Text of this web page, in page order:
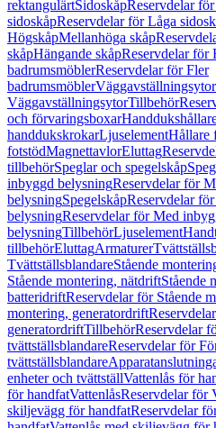
rektangulärtSidoskåpReservdelar
sidoskåpReservdelar för Låga
HögskåpMellanhöga skåp
skåpHängande skåpReservdelar för
badrumsmöblerReservdelar för Fler
badrumsmöblerVäggavställningsytor
VäggavställningsytorTillbehör
och förvaringsboxar
handdukskrokarLjuselementHållare
fotstödMagnettavlorEluttag
tillbehörSpeglar och spegelskåp
inbyggd belysningReservdelar för
belysningSpegelskåpReservdelar
belysningReservdelar för Med
belysningTillbehörLjuselement
tillbehörEluttagArmaturer
TvättställsblandareStående
Stående montering, nätdriftStående
batteridriftReservdelar för Stående
montering, generatordrift
generatordriftTillbehörReservdelar
tvättställsblandareReservdelar för
tvättställsblandare
enheter och tvättställVattenlås för
för handfatVattenlåsReservdelar för
skiljevägg för handfatReservdelar